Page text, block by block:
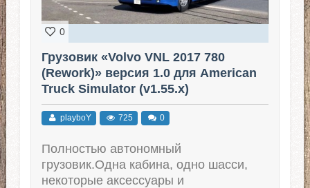
0
Грузовик «Volvo VNL 2017 780
(Rework)» версия 1.0 для American
Truck Simulator (v1.55.x)
playboY 725 0
Полностью автономный
грузовик.Одна кабина, одно шасси,
некоторые аксессуары и